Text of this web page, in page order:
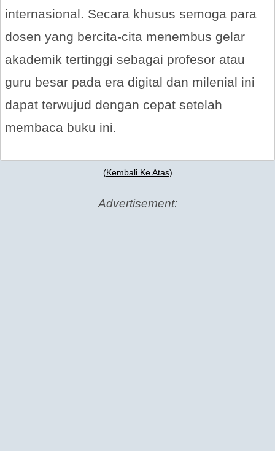
internasional. Secara khusus semoga para
dosen yang bercita-cita menembus gelar
akademik tertinggi sebagai profesor atau
guru besar pada era digital dan milenial ini
dapat terwujud dengan cepat setelah
membaca buku ini.
(Kembali Ke Atas)
Advertisement: